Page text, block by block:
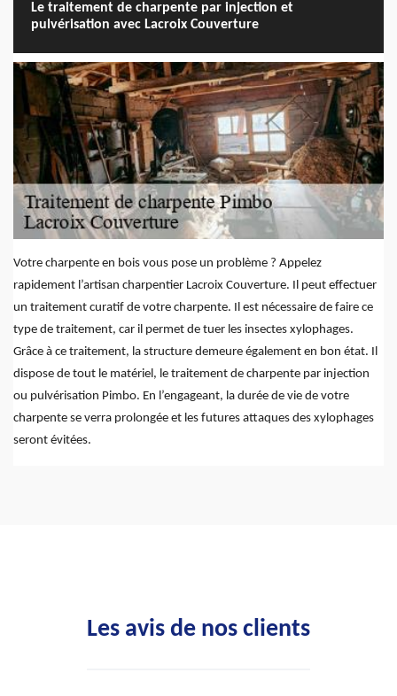
Le traitement de charpente par injection et
pulvérisation avec Lacroix Couverture
Votre charpente en bois vous pose un problème ? Appelez
rapidement l’artisan charpentier Lacroix Couverture. Il peut effectuer
un traitement curatif de votre charpente. Il est nécessaire de faire ce
type de traitement, car il permet de tuer les insectes xylophages.
Grâce à ce traitement, la structure demeure également en bon état. Il
dispose de tout le matériel, le traitement de charpente par injection
ou pulvérisation Pimbo. En l’engageant, la durée de vie de votre
charpente se verra prolongée et les futures attaques des xylophages
seront évitées.
Les avis de nos clients